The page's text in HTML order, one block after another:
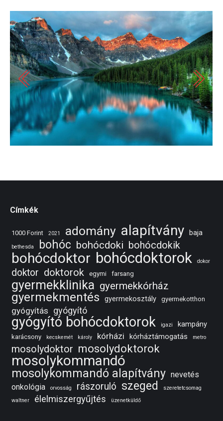
Címkék
1000 Forint 2021 adomány alapítvány baja
bethesda bohóc bohócdoki bohócdokik
bohócdoktor bohócdoktorok dokor
doktor doktorok egymi farsang
gyermekklinika gyermekkórház
gyermekmentés gyermekosztály gyermekotthon
gyógyítás gyógyító
gyógyító bohócdoktorok igazi kampány
karácsony kecskemét károly kórházi kórháztámogatás metro
mosolydoktor mosolydoktorok
mosolykommandó
mosolykommandó alapítvány nevetés
onkológia
orvosság rászoruló szeged
szeretetcsomag
waltner
élelmiszergyűjtés üzenetküldő